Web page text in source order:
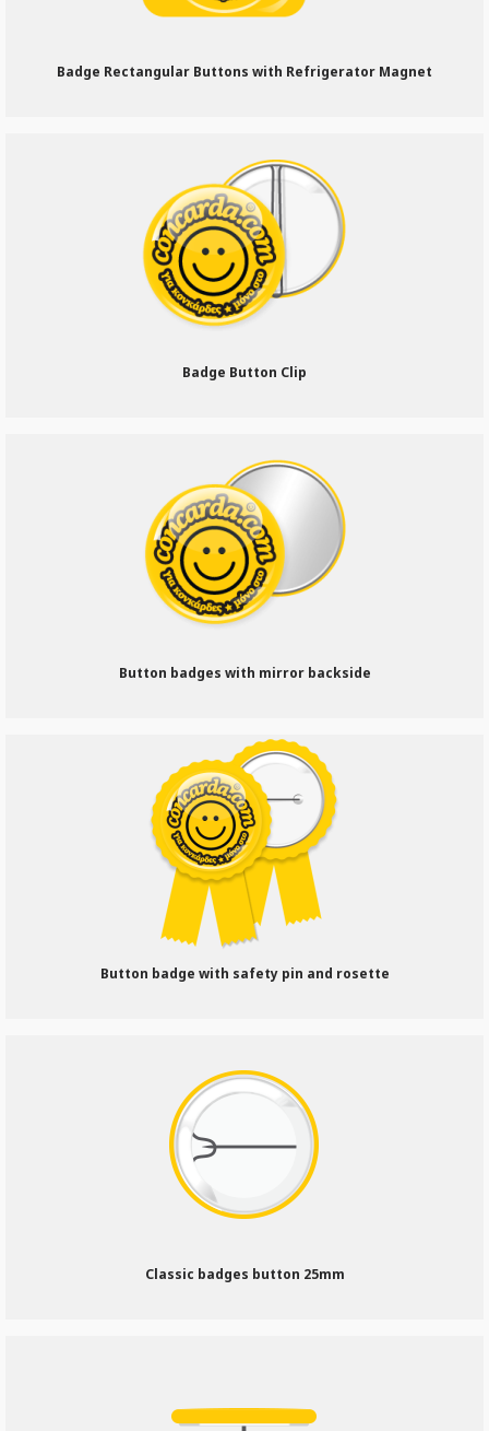
Badge Rectangular Buttons with Refrigerator Magnet
Badge Βutton Clip
Button badges with mirror backside
Button badge with safety pin and rosette
Classic badges button 25mm